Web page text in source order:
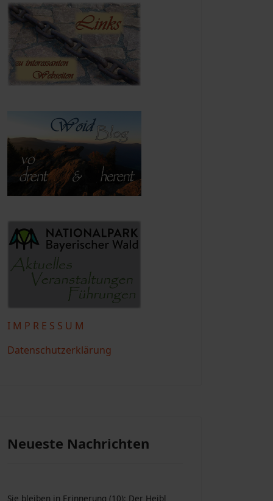
I M P R E S S U M
Datenschutzerklärung
Neueste Nachrichten
Sie bleiben in Erinnerung (10): Der Heibl